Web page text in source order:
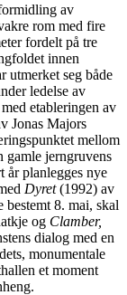
av
rom med fire
fordelt på tre
innen
utmerket seg både
ledelse av
etableringen av
Jonas Majors
mellom
gamle jerngruvens
år planlegges nye
Dyret(1992) av
8. mai, skal
og Clamber,
dialog med en
monumentale
et moment